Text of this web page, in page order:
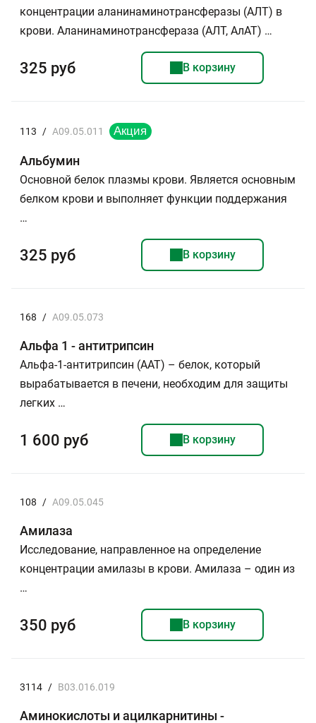
концентрации аланинаминотрансферазы (АЛТ) в
крови. Аланинаминотрансфераза (АЛТ, АлАТ) …
325 руб В корзину
113 / A09.05.011
Альбумин
Основной белок плазмы крови. Является основным
белком крови и выполняет функции поддержания
…
325 руб В корзину
168 / A09.05.073
Альфа 1 - антитрипсин
Альфа-1-антитрипсин (ААТ) – белок, который
вырабатывается в печени, необходим для защиты
легких …
1 600 руб В корзину
108 / A09.05.045
Амилаза
Исследование, направленное на определение
концентрации амилазы в крови. Амилаза – один из
…
350 руб В корзину
3114 / B03.016.019
Аминокислоты и ацилкарнитины -